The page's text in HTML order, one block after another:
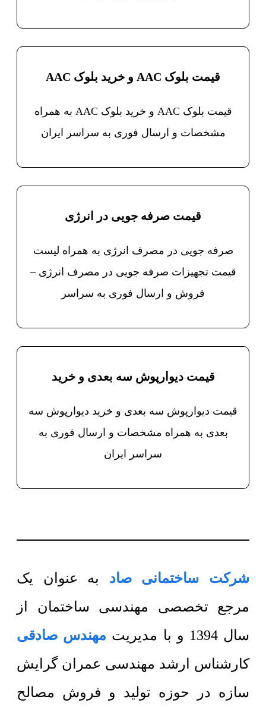
قیمت بلوک AAC و خرید بلوک AAC
قیمت بلوک AAC و خرید بلوک AAC به همراه
مشخصات و ارسال فوری به سراسر ایران
قیمت صرفه جویی در انرژی
صرفه جویی در مصرف انرژی به همراه لیست
قیمت تجهیزات صرفه جویی در مصرف انرژی –
فروش و ارسال فوری به سراسر
قیمت دیوارپوش سه بعدی و خرید
قیمت دیوارپوش سه بعدی و خرید دیوارپوش سه
بعدی به همراه مشخصات و ارسال فوری به
سراسر ایران
شرکت ساختمانی صاد به عنوان یک
مرجع تخصصی مهندسی ساختمان از
سال 1394 و با مدیریت
مهندس صادقی
کارشناس ارشد مهندسی عمران گرایش
سازه در حوزه تولید و فروش مصالح